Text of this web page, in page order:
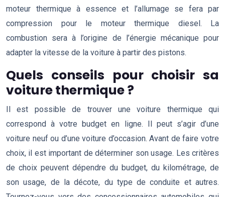
moteur thermique à essence et l’allumage se fera par
compression pour le moteur thermique diesel. La
combustion sera à l’origine de l’énergie mécanique pour
adapter la vitesse de la voiture à partir des pistons.
Quels conseils pour choisir sa
voiture thermique ?
Il est possible de trouver une voiture thermique qui
correspond à votre budget en ligne. Il peut s’agir d’une
voiture neuf ou d’une voiture d’occasion. Avant de faire votre
choix, il est important de déterminer son usage. Les critères
de choix peuvent dépendre du budget, du kilométrage, de
son usage, de la décote, du type de conduite et autres.